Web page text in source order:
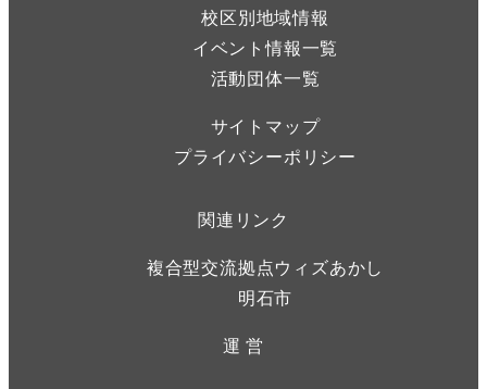
校区別地域情報
イベント情報一覧
活動団体一覧
サイトマップ
プライバシーポリシー
関連リンク
複合型交流拠点ウィズあかし
明石市
運 営